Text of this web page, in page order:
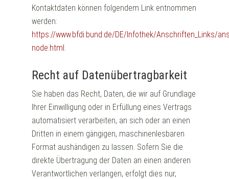
Kontaktdaten können folgendem Link entnommen
werden:
https://www.bfdi.bund.de/DE/Infothek/Anschriften_Links/
node.html.
Recht auf Datenübertragbarkeit
Sie haben das Recht, Daten, die wir auf Grundlage
Ihrer Einwilligung oder in Erfüllung eines Vertrags
automatisiert verarbeiten, an sich oder an einen
Dritten in einem gängigen, maschinenlesbaren
Format aushändigen zu lassen. Sofern Sie die
direkte Übertragung der Daten an einen anderen
Verantwortlichen verlangen, erfolgt dies nur,